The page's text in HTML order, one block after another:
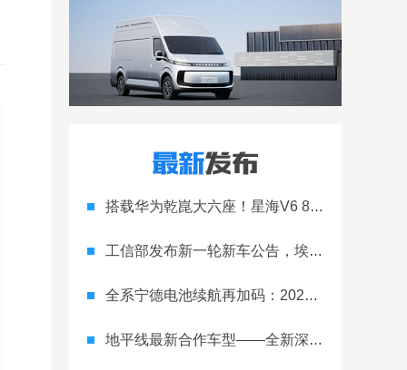
搭载华为乾崑大六座！星海V6 8月8日开启预售
工信部发布新一轮新车公告，埃安Ray 7引发关注
全系宁德电池续航再加码：2027款埃安RT上市，9.98万元起
地平线最新合作车型——全新深蓝S05正式上市！